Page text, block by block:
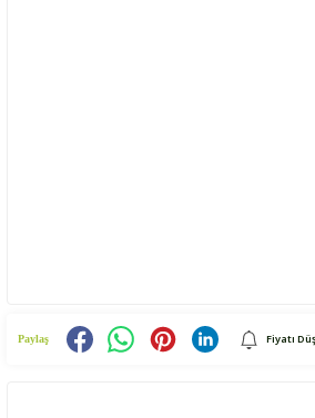
Paylaş Fiyatı